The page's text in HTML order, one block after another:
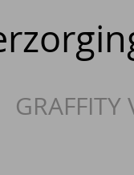
GRAFFITY